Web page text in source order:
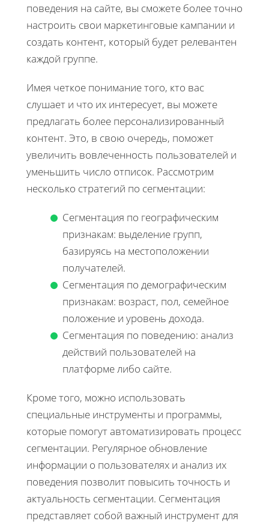
поведения на сайте, вы сможете более точно
настроить свои маркетинговые кампании и
создать контент, который будет релевантен
каждой группе.
Имея четкое понимание того, кто вас
слушает и что их интересует, вы можете
предлагать более персонализированный
контент. Это, в свою очередь, поможет
увеличить вовлеченность пользователей и
уменьшить число отписок. Рассмотрим
несколько стратегий по сегментации:
Сегментация по географическим
признакам: выделение групп,
базируясь на местоположении
получателей.
Сегментация по демографическим
признакам: возраст, пол, семейное
положение и уровень дохода.
Сегментация по поведению: анализ
действий пользователей на
платформе либо сайте.
Кроме того, можно использовать
специальные инструменты и программы,
которые помогут автоматизировать процесс
сегментации. Регулярное обновление
информации о пользователях и анализ их
поведения позволит повысить точность и
актуальность сегментации. Сегментация
представляет собой важный инструмент для